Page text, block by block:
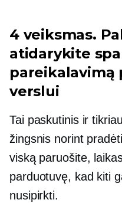
4 veiksmas.
atidarykite
pareikalavimą
verslui
Tai paskutinis ir
žingsnis norint
viską paruošite,
parduotuvę, kad kiti
nusipirkti.